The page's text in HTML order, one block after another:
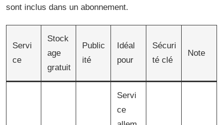
sont inclus dans un abonnement.
Servi
ce
Stock
age
gratuit
Public
ité
Idéal
pour
Sécuri
té clé
Note
Servi
ce